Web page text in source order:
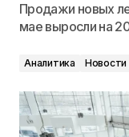
Продажи новых
мае выросли на
Аналитика Новости